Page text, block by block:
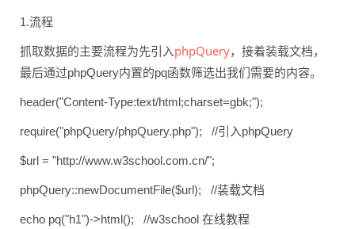
1.流程
抓取数据的主要流程为先引入phpQuery，接着装载文档，
最后通过phpQuery内置的pq函数筛选出我们需要的内容。
header("Content-Type:text/html;charset=gbk;");
require("phpQuery/phpQuery.php"); //引入phpQuery
$url = "http://www.w3school.com.cn/";
phpQuery::newDocumentFile($url); //装载文档
echo pq("h1")->html(); //w3school 在线教程